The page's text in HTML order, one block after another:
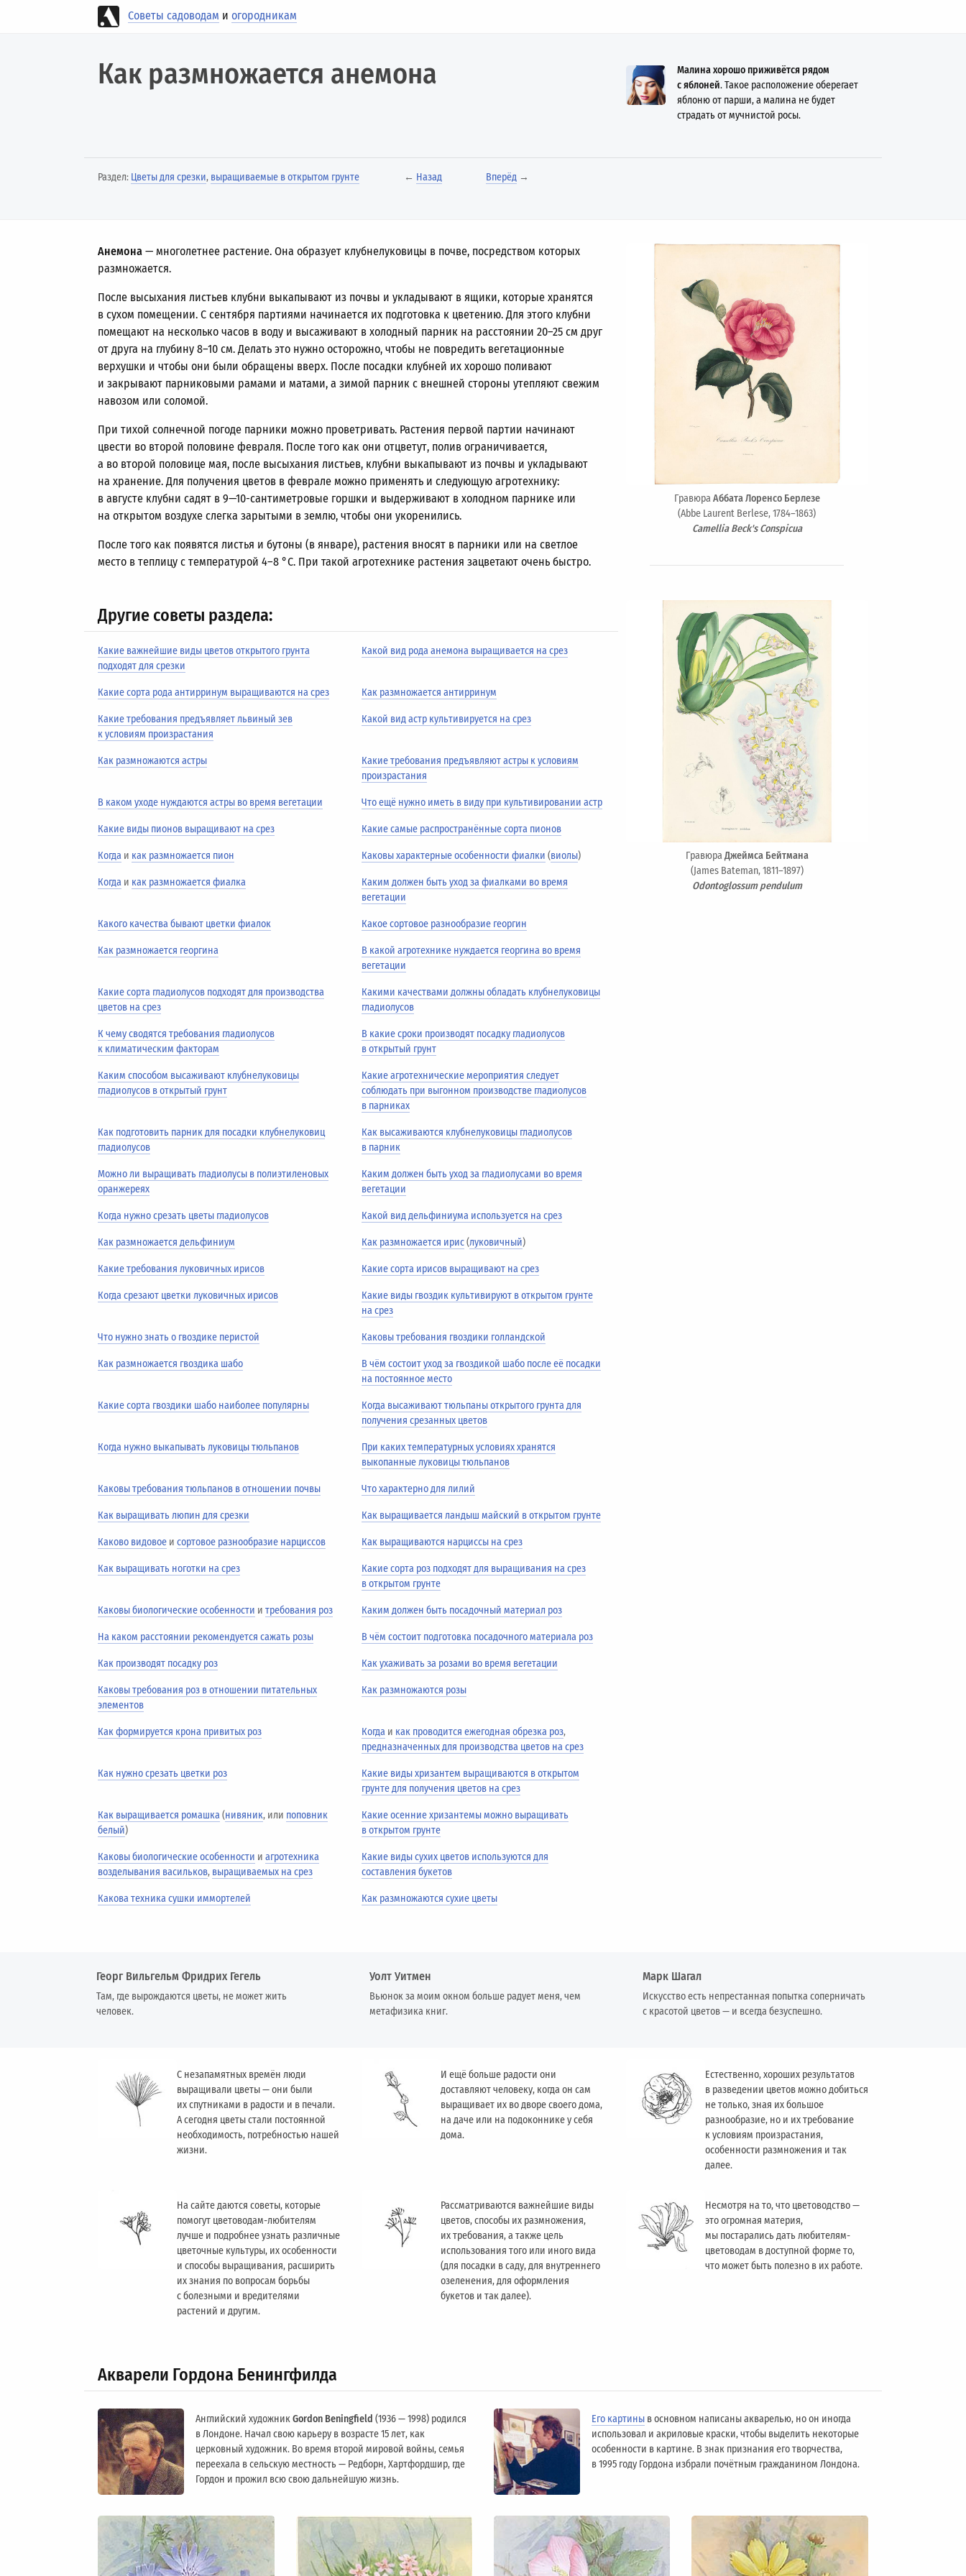
Советы садоводам иогородникам
Как размножается анемона
Малина хорошо приживётся рядом
с яблоней. Такое расположение оберегает
яблоню от парши, а малина не будет
страдать от мучнистой росы.
Раздел: Цветы для срезки, выращиваемые в открытом грунте ← Назад Вперёд →
Анемона — многолетнее растение. Она образует клубнелуковицы в почве, посредством которых
размножается.
После высыхания листьев клубни выкапывают из почвы и укладывают в ящики, которые хранятся
в сухом помещении. С сентября партиями начинается их подготовка к цветению. Для этого клубни
помещают на несколько часов в воду и высаживают в холодный парник на расстоянии20–25 см друг
от друга на глубину8–10 см. Делать это нужно осторожно, чтобы не повредить вегетационные
верхушки и чтобы они были обращены вверх. После посадки клубней их хорошо поливают
и закрывают парниковыми рамами и матами, а зимой парник с внешней стороны утепляют свежим
навозом или соломой.
При тихой солнечной погоде парники можно проветривать. Растения первой партии начинают
цвести во второй половине февраля. После того как они отцветут, полив ограничивается,
а во второй половице мая, после высыхания листьев, клубни выкапывают из почвы и укладывают
на хранение. Для получения цветов в феврале можно применять и следующую агротехнику:
в августе клубни садят в 9—10-сантиметровые горшки и выдерживают в холодном парнике или
на открытом воздухе слегка зарытыми в землю, чтобы они укоренились.
После того как появятся листья и бутоны (в январе), растения вносят в парники или на светлое
место в теплицу с температурой4–8 °C. При такой агротехнике растения зацветают очень быстро.
Другие советы раздела:
Какие важнейшие виды цветов открытого грунта
подходят для срезки
Какой вид рода анемона выращивается на срез
Какие сорта рода антирринум выращиваются на срез Как размножается антирринум
Какие требования предъявляет львиный зев
к условиям произрастания
Какой вид астр культивируется на срез
Как размножаются астры
Какие требования предъявляют астры к условиям
произрастания
В каком уходе нуждаются астры во время вегетации Что ещё нужно иметь в виду при культивировании астр
Какие виды пионов выращивают на срез Какие самые распространённые сорта пионов
Когда и как размножается пион Каковы характерные особенности фиалки (виолы)
Когда и как размножается фиалка
Каким должен быть уход за фиалками во время
вегетации
Какого качества бывают цветки фиалок Какое сортовое разнообразие георгин
Как размножается георгина
В какой агротехнике нуждается георгина во время
вегетации
Какие сорта гладиолусов подходят для производства
цветов на срез
Какими качествами должны обладать клубнелуковицы
гладиолусов
К чему сводятся требования гладиолусов
к климатическим факторам
В какие сроки производят посадку гладиолусов
в открытый грунт
Каким способом высаживают клубнелуковицы
гладиолусов в открытый грунт
Какие агротехнические мероприятия следует
соблюдать при выгонном производстве гладиолусов
в парниках
Как подготовить парник для посадки клубнелуковиц
гладиолусов
Как высаживаются клубнелуковицы гладиолусов
в парник
Можно ли выращивать гладиолусы в полиэтиленовых
оранжереях
Каким должен быть уход за гладиолусами во время
вегетации
Когда нужно срезать цветы гладиолусов Какой вид дельфиниума используется на срез
Как размножается дельфиниум Как размножается ирис(луковичный)
Какие требования луковичных ирисов Какие сорта ирисов выращивают на срез
Когда срезают цветки луковичных ирисов
Какие виды гвоздик культивируют в открытом грунте
на срез
Что нужно знать о гвоздике перистой Каковы требования гвоздики голландской
Как размножается гвоздика шабо
В чём состоит уход за гвоздикой шабо после её посадки
на постоянное место
Какие сорта гвоздики шабо наиболее популярны
Когда высаживают тюльпаны открытого грунта для
получения срезанных цветов
Когда нужно выкапывать луковицы тюльпанов
При каких температурных условиях хранятся
выкопанные луковицы тюльпанов
Каковы требования тюльпанов в отношении почвы Что характерно для лилий
Как выращивать люпин для срезки Как выращивается ландыш майский в открытом грунте
Каково видовое исортовое разнообразие нарциссов Как выращиваются нарциссы на срез
Как выращивать ноготки на срез
Какие сорта роз подходят для выращивания на срез
в открытом грунте
Каковы биологические особенности итребования роз Каким должен быть посадочный материал роз
На каком расстоянии рекомендуется сажать розы В чём состоит подготовка посадочного материала роз
Как производят посадку роз Как ухаживать за розами во время вегетации
Каковы требования роз в отношении питательных
элементов
Как размножаются розы
Как формируется крона привитых роз Когда и как проводится ежегодная обрезка роз,
предназначенных для производства цветов на срез
Как нужно срезать цветки роз
Какие виды хризантем выращиваются в открытом
грунте для получения цветов на срез
Как выращивается ромашка(нивяник, или поповник
белый)
Какие осенние хризантемы можно выращивать
в открытом грунте
Каковы биологические особенности иагротехника
возделывания васильков, выращиваемых на срез
Какие виды сухих цветов используются для
составления букетов
Какова техника сушки иммортелей Как размножаются сухие цветы
ГравюраАббата Лоренсо Берлезе
(Abbe Laurent Berlese, 1784–1863)
Camellia Beck's Conspicua
ГравюраДжеймса Бейтмана
(James Bateman, 1811–1897)
Odontoglossum pendulum
Георг Вильгельм Фридрих Гегель
Там, где вырождаются цветы, не может жить
человек.
Уолт Уитмен
Вьюнок за моим окном больше радует меня, чем
метафизика книг.
Марк Шагал
Искусство есть непрестанная попытка соперничать
с красотой цветов — и всегда безуспешно.
С незапамятных времён люди
выращивали цветы — они были
их спутниками в радости и в печали.
А сегодня цветы стали постоянной
необходимость, потребностью нашей
жизни.
И ещё больше радости они
доставляют человеку, когда он сам
выращивает их во дворе своего дома,
на даче или на подоконнике у себя
дома.
Естественно, хороших результатов
в разведении цветов можно добиться
не только, зная их большое
разнообразие, но и их требование
к условиям произрастания,
особенности размножения и так
далее.
На сайте даются советы, которые
помогут цветоводам-любителям
лучше и подробнее узнать различные
цветочные культуры, их особенности
и способы выращивания, расширить
их знания по вопросам борьбы
с болезными и вредителями
растений и другим.
Рассматриваются важнейшие виды
цветов, способы их размножения,
их требования, а также цель
использования того или иного вида
(для посадки в саду, для внутреннего
озеленения, для оформления
букетов и так далее).
Несмотря на то, что цветоводство —
это огромная материя,
мы постарались дать любителям-
цветоводам в доступной форме то,
что может быть полезно в их работе.
Акварели Гордона Бенингфилда
Английский художникGordon Beningfield (1936 — 1998) родился
в Лондоне. Начал свою карьеру в возрасте 15 лет, как
церковный художник. Во время второй мировой войны, семья
переехала в сельскую местность — Редборн, Хартфордшир, где
Гордон и прожил всю свою дальнейшую жизнь.
Его картины в основном написаны акварелью, но он иногда
использовал и акриловые краски, чтобы выделить некоторые
особенности в картине. В знак признания его творчества,
в 1995 году Гордона избрали почётным гражданином Лондонa.